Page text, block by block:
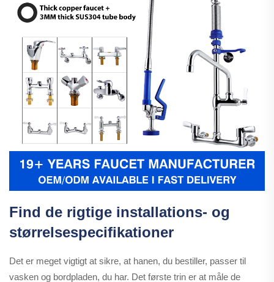
Find de rigtige installations- og
størrelsespecifikationer
Det er meget vigtigt at sikre, at hanen, du bestiller, passer til
vasken og bordpladen, du har. Det første trin er at måle de